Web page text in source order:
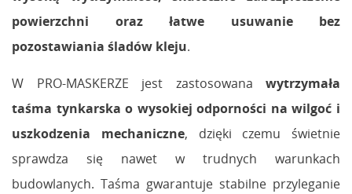
powierzchni oraz łatwe usuwanie bez
pozostawiania śladów kleju.
W PRO-MASKERZE jest zastosowana wytrzymała
taśma tynkarska o wysokiej odporności na wilgoć i
uszkodzenia mechaniczne, dzięki czemu świetnie
sprawdza się nawet w trudnych warunkach
budowlanych. Taśma gwarantuje stabilne przyleganie